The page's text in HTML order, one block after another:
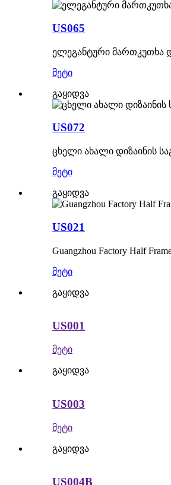
US065
ელეგანტური მართკუთხა
მეტი
გაყიდვა
US072
ცხელი ახალი დიზაინის
მეტი
გაყიდვა
US021
Guangzhou Factory Half
მეტი
გაყიდვა
US001
მეტი
გაყიდვა
US003
მეტი
გაყიდვა
US004B